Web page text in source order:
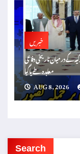
خبریں
کے درمیان تاریخی دفاعی
معاہدہ طے پا گیا
AUG 8, 2026
Search